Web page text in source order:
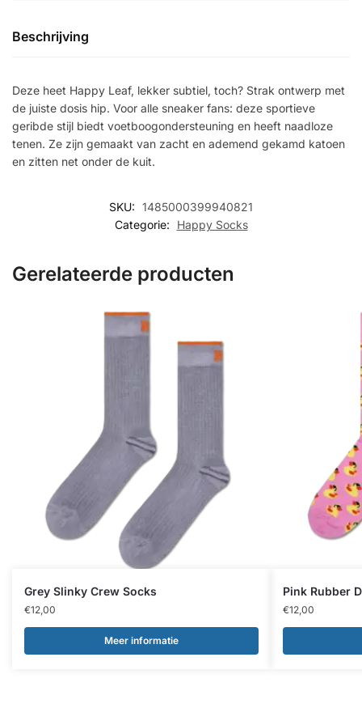
Beschrijving
Deze heet Happy Leaf, lekker subtiel, toch? Strak ontwerp met
de juiste dosis hip. Voor alle sneaker fans: deze sportieve
geribde stijl biedt voetboogondersteuning en heeft naadloze
tenen. Ze zijn gemaakt van zacht en ademend gekamd katoen
en zitten net onder de kuit.
SKU: 1485000399940821
Categorie:
Happy Socks
Gerelateerde producten
Grey Slinky Crew Socks
€12,00
Meer informatie
Pink Rubber
€12,00